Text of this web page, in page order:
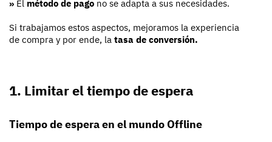
» El método de pago no se adapta a sus necesidades.
Si trabajamos estos aspectos, mejoramos la experiencia
de compra y por ende, la tasa de conversión.
1. Limitar el tiempo de espera
Tiempo de espera en el mundo Offline